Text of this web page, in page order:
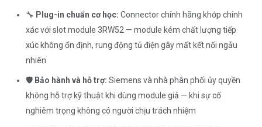
🔧 Plug-in chuẩn cơ học: Connector chính hãng khớp chính
xác với slot module 3RW52 — module kém chất lượng tiếp
xúc không ổn định, rung động tủ điện gây mất kết nối ngẫu
nhiên
🛡️ Bảo hành và hỗ trợ: Siemens và nhà phân phối ủy quyền
không hỗ trợ kỹ thuật khi dùng module giả — khi sự cố
nghiêm trọng không có người chịu trách nhiệm